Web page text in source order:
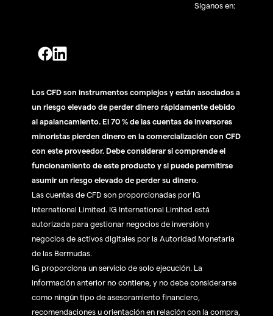
Síganos en:
Los CFD son instrumentos complejos y están asociados a
un riesgo elevado de perder dinero rápidamente debido
al apalancamiento. El 70 % de las cuentas de inversores
minoristas pierden dinero en la comercialización con CFD
con este proveedor. Debe considerar si comprende el
funcionamiento de este producto y si puede permitirse
asumir un riesgo elevado de perder su dinero.
Las cuentas de CFD son proporcionadas por IG
International Limited. IG International Limited está
autorizada para gestionar negocios de inversión y
negocios de activos digitales por la Autoridad Monetaria
de las Bermudas.
IG proporciona un servicio de solo ejecución. La
información anterior no contiene, y no debe considerarse
como ningún tipo de asesoramiento financiero,
recomendaciones u orientación en relación con la compra,